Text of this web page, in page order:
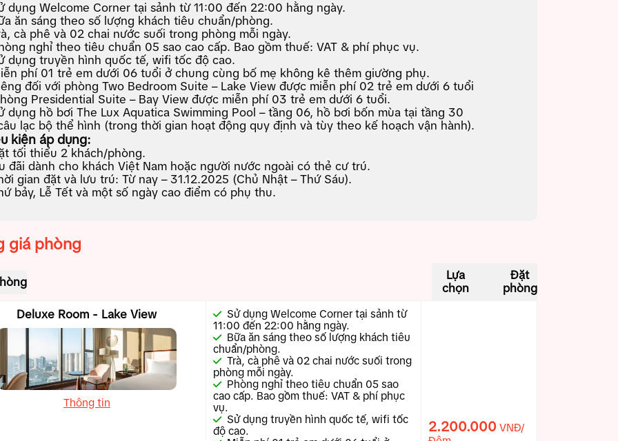
dụng Welcome Corner tại sảnh từ 11:00 đến 22:00 hằng ngày.
ăn sáng theo số lượng khách tiêu chuẩn/phòng.
cà phê và 02 chai nước suối trong phòng mỗi ngày.
nghỉ theo tiêu chuẩn 05 sao cao cấp. Bao gồm thuế: VAT & phí phục vụ.
dụng truyền hình quốc tế, wifi tốc độ cao.
phí 01 trẻ em dưới 06 tuổi ở chung cùng bố mẹ không kê thêm giường phụ.
đối với phòng Two Bedroom Suite – Lake View được miễn phí 02 trẻ em dưới 6 tuổi
Presidential Suite – Bay View được miễn phí 03 trẻ em dưới 6 tuổi.
dụng hồ bơi The Lux Aquatica Swimming Pool – tầng 06, hồ bơi bốn mùa tại tầng 30
lạc bộ thể hình (trong thời gian hoạt động quy định và tùy theo kế hoạch vận hành).
kiện áp dụng:
tối thiểu 2 khách/phòng.
đãi dành cho khách Việt Nam hoặc người nước ngoài có thẻ cư trú.
gian đặt và lưu trú: Từ nay – 31.12.2025 (Chủ Nhật – Thứ Sáu).
bảy, Lễ Tết và một số ngày cao điểm có phụ thu.
giá phòng
Lựa
chọn
Đặt
phòng
Deluxe Room - Lake View
Thông tin
Sử dụng Welcome Corner tại sảnh từ
11:00 đến 22:00 hằng ngày.
Bữa ăn sáng theo số lượng khách tiêu
chuẩn/phòng.
Trà, cà phê và 02 chai nước suối trong
phòng mỗi ngày.
Phòng nghỉ theo tiêu chuẩn 05 sao
cao cấp. Bao gồm thuế: VAT & phí phục
vụ.
Sử dụng truyền hình quốc tế, wifi tốc
độ cao.
2.200.000 VNĐ/